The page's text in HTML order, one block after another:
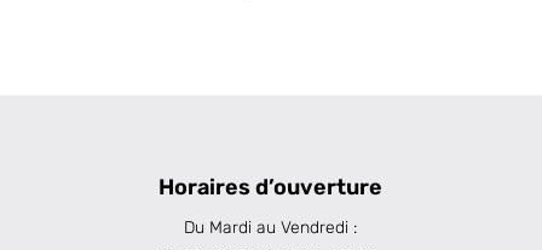
Horaires d’ouverture
Du Mardi au Vendredi :